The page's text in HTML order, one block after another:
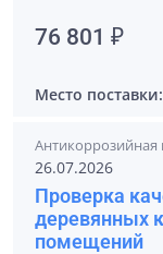
76 801 ₽
Место поставки:
Антикоррозийная
26.07.2026
Проверка
деревянных
помещений